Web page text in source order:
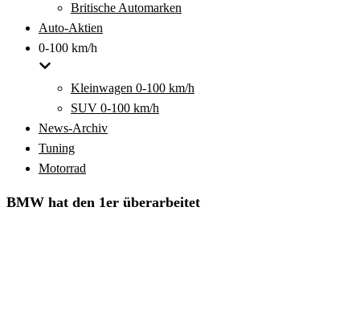
Britische Automarken
Auto-Aktien
0-100 km/h
Kleinwagen 0-100 km/h
SUV 0-100 km/h
News-Archiv
Tuning
Motorrad
BMW hat den 1er überarbeitet